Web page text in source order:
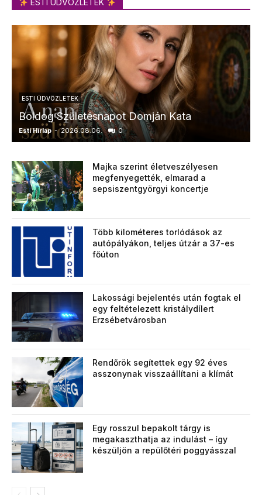
ESTI ÜDVÖZLETEK
ESTI ÜDVÖZLETEK
Boldog Születésnapot Domján Kata
Esti Hírlap - 2026.08.06. 0
Majka szerint életveszélyesen
megfenyegették, elmarad a
sepsiszentgyörgyi koncertje
Több kilométeres torlódások az
autópályákon, teljes útzár a 37-es
főúton
Lakossági bejelentés után fogtak el
egy feltételezett kristálydílert
Erzsébetvárosban
Rendőrök segítettek egy 92 éves
asszonynak visszaállítani a klímát
Egy rosszul bepakolt tárgy is
megakaszthatja az indulást – így
készüljön a repülőtéri poggyásszal